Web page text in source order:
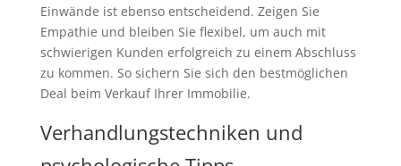
Einwände ist ebenso entscheidend. Zeigen Sie
Empathie und bleiben Sie flexibel, um auch mit
schwierigen Kunden erfolgreich zu einem Abschluss
zu kommen. So sichern Sie sich den bestmöglichen
Deal beim Verkauf Ihrer Immobilie.
Verhandlungstechniken und